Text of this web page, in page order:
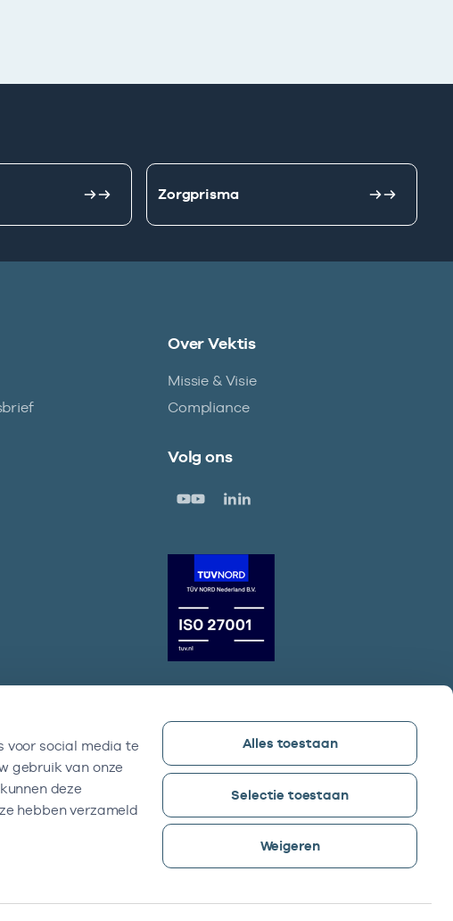
voor social media te
gebruik van onze
deze
hebben verzameld
Alles toestaan
Selectie toestaan
Weigeren
Zorgprisma
Over Vektis
Missie & Visie
Compliance
Volg ons
Vektis bezoekadres
Sparrenheuvel 18, Gebouw B,
3708 JE Zeist